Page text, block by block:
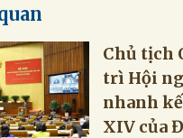
Chủ tịch
trì Hội
nhanh
XIV của